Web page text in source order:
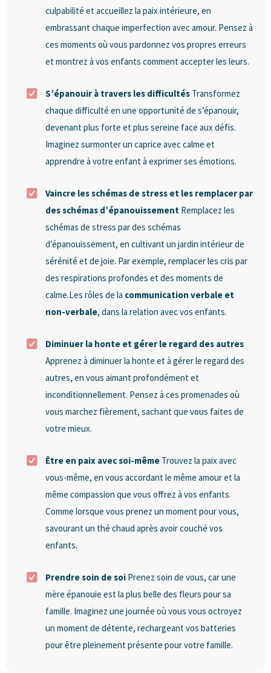
culpabilité et accueillez la paix intérieure, en
embrassant chaque imperfection avec amour. Pensez à
ces moments où vous pardonnez vos propres erreurs
et montrez à vos enfants comment accepter les leurs.
S’épanouir à travers les difficultés Transformez
chaque difficulté en une opportunité de s’épanouir,
devenant plus forte et plus sereine face aux défis.
Imaginez surmonter un caprice avec calme et
apprendre à votre enfant à exprimer ses émotions.
Vaincre les schémas de stress et les remplacer par
des schémas d’épanouissement Remplacez les
schémas de stress par des schémas
d’épanouissement, en cultivant un jardin intérieur de
sérénité et de joie. Par exemple, remplacer les cris par
des respirations profondes et des moments de
calme.Les rôles de la communication verbale et
non-verbale, dans la relation avec vos enfants.
Diminuer la honte et gérer le regard des autres
Apprenez à diminuer la honte et à gérer le regard des
autres, en vous aimant profondément et
inconditionnellement. Pensez à ces promenades où
vous marchez fièrement, sachant que vous faites de
votre mieux.
Être en paix avec soi-même Trouvez la paix avec
vous-même, en vous accordant le même amour et la
même compassion que vous offrez à vos enfants.
Comme lorsque vous prenez un moment pour vous,
savourant un thé chaud après avoir couché vos
enfants.
Prendre soin de soi Prenez soin de vous, car une
mère épanouie est la plus belle des fleurs pour sa
famille. Imaginez une journée où vous vous octroyez
un moment de détente, rechargeant vos batteries
pour être pleinement présente pour votre famille.